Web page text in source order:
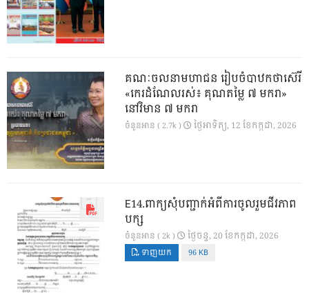
គណៈចលនាមហាជន រៀបចំបាឋកថាស៊េរី
«កេរដំណែលរស់៖ គុណតម្លៃ ៧ មករា»
នៅវិមាន ៧ មករា
ចំនួនអាន ( 2.7k ) ថ្ងៃ​អាទិត្យ, 12 ខែ​កក្កដា, 2026
E14.ពាក្យសុំបញ្ជាក់អំពីការចូលរួមជីវភាព
បក្ស
ចំនួនអាន ( 2k ) ថ្ងៃ​ចន្ទ, 20 ខែ​កក្កដា, 2026
ទាញយក 96 KB